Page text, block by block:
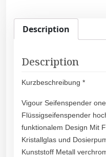
Description
Description
Kurzbeschreibung *
Vigour Seifenspender
Flüssigseifenspender
funktionalem Design Mit
Kristallglas und
Kunststoff Metall